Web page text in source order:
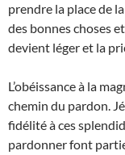
prendre la place de
des bonnes choses
devient léger et la
L’obéissance à la
chemin du pardon.
fidélité à ces
pardonner font